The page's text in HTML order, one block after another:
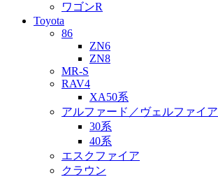
ワゴンR
Toyota
86
ZN6
ZN8
MR-S
RAV4
XA50系
アルファード／ヴェルファイア
30系
40系
エスクファイア
クラウン